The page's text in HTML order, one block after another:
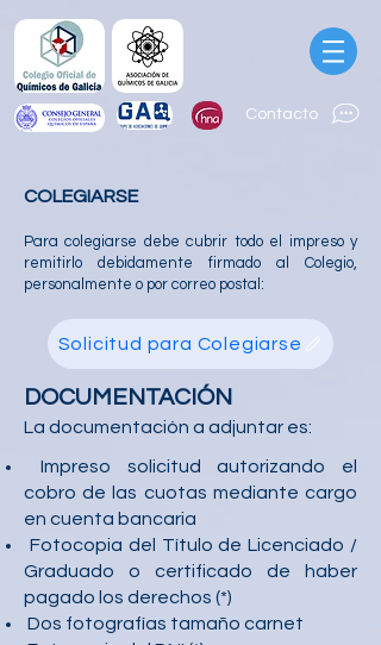
Contacto
COLEGIARSE
Para colegiarse debe cubrir todo el impreso y
remitirlo debidamente firmado al Colegio,
personalmente o por correo postal:
Solicitud para Colegiarse
DOCUMENTACIÓN
La documentación a adjuntar es:
Impreso solicitud autorizando el
cobro de las cuotas mediante cargo
en cuenta bancaria
Fotocopia del Título de Licenciado /
Graduado o certificado de haber
pagado los derechos (*)
Dos fotografías tamaño carnet